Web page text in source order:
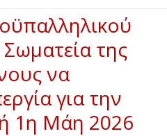
της
να
για την
1η Μάη 2026